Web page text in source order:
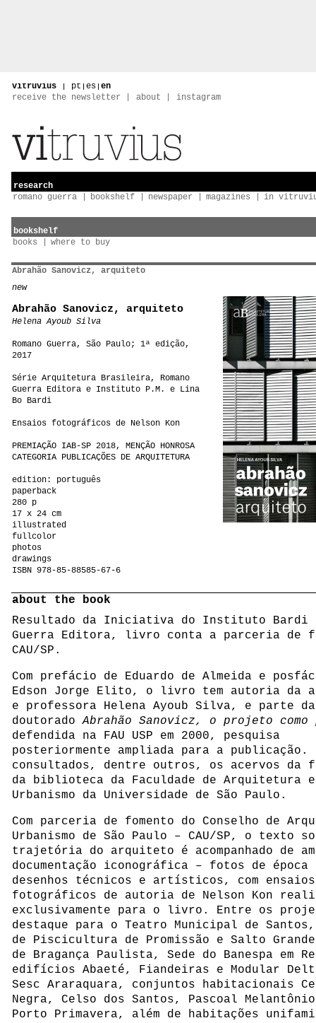
vitruvius | pt | es | en
receive the newsletter
about instagram
research
romano guerra
bookshelf newspaper magazines in
bookshelf
books
where to buy
Abrahão Sanovicz, arquiteto
new
Abrahão Sanovicz, arquiteto
Helena Ayoub Silva
Romano Guerra, São Paulo; 1ª edição,
2017
Série Arquitetura Brasileira, Romano
Guerra Editora e Instituto P.M. e Lina
Bo Bardi
Ensaios fotográficos de Nelson Kon
PREMIAÇÃO IAB-SP 2018, MENÇÃO HONROSA
CATEGORIA PUBLICAÇÕES DE ARQUITETURA
edition: português
paperback
280 p
17 x 24 cm
illustrated
fullcolor
photos
drawings
ISBN 978-85-88585-67-6
about the book
Resultado da Iniciativa do Instituto Bardi e
Guerra Editora, livro conta a parceria de
CAU/SP.
Com prefácio de Eduardo de Almeida e
Edson Jorge Elito, o livro tem autoria da
e professora Helena Ayoub Silva, e parte
doutoradoAbrahão Sanovicz, o projeto como
defendida na FAU USP em 2000, pesquisa
posteriormente ampliada para a publicação.
consultados, dentre outros, os acervos da
da biblioteca da Faculdade de Arquitetura e
Urbanismo da Universidade de São Paulo.
Com parceria de fomento do Conselho de
Urbanismo de São Paulo – CAU/SP, o texto
trajetória do arquiteto é acompanhado de
documentação iconográfica – fotos de
desenhos técnicos e artísticos, com ensaios
fotográficos de autoria de Nelson Kon
exclusivamente para o livro. Entre os
destaque para o Teatro Municipal de
de Piscicultura de Promissão e Salto
de Bragança Paulista, Sede do Banespa em
edifícios Abaeté, Fiandeiras e Modular
Sesc Araraquara, conjuntos habitacionais
Negra, Celso dos Santos, Pascoal
Porto Primavera, além de habitações